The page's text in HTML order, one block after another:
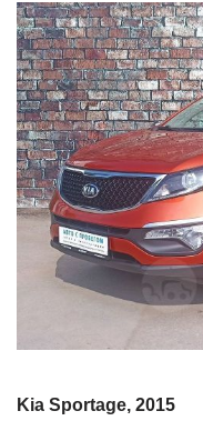
Kia Sportage, 2015